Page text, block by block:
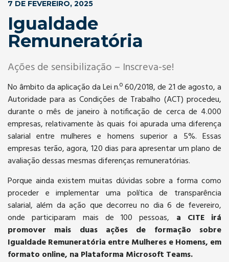
7 DE FEVEREIRO, 2025
Igualdade
Remuneratória
Ações de sensibilização – Inscreva-se!
No âmbito da aplicação da Lei n.º 60/2018, de 21 de agosto, a
Autoridade para as Condições de Trabalho (ACT) procedeu,
durante o mês de janeiro à notificação de cerca de 4.000
empresas, relativamente às quais foi apurada uma diferença
salarial entre mulheres e homens superior a 5%. Essas
empresas terão, agora, 120 dias para apresentar um plano de
avaliação dessas mesmas diferenças remuneratórias.
Porque ainda existem muitas dúvidas sobre a forma como
proceder e implementar uma política de transparência
salarial, além da ação que decorreu no dia 6 de fevereiro,
onde participaram mais de 100 pessoas, a CITE irá
promover mais duas ações de formação sobre
Igualdade Remuneratória entre Mulheres e Homens, em
formato online, na Plataforma Microsoft Teams.